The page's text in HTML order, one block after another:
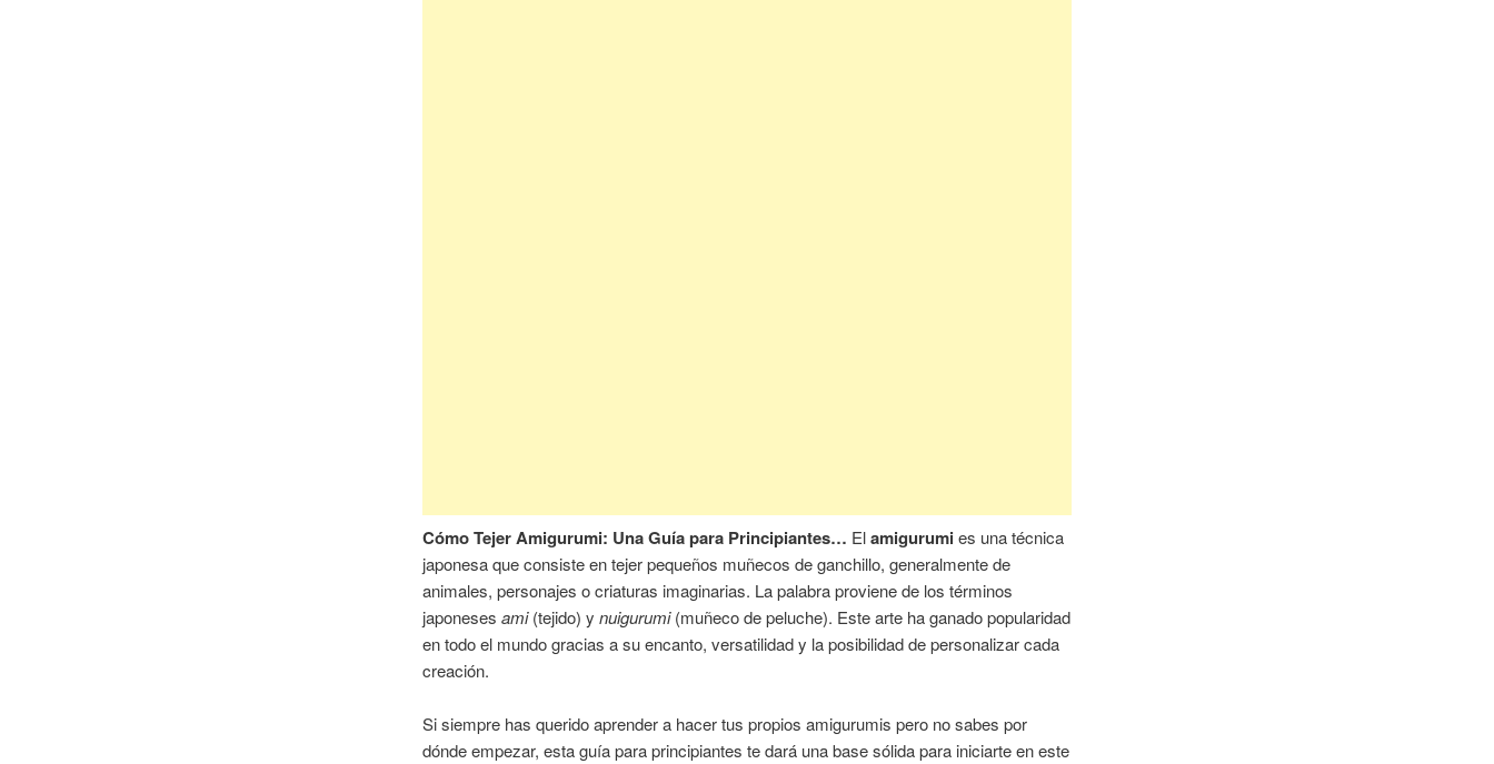
Cómo Tejer Amigurumi: Una Guía para Principiantes… Elamigurumies una técnica
japonesa que consiste en tejer pequeños muñecos de ganchillo, generalmente de
animales, personajes o criaturas imaginarias. La palabra proviene de los términos
japoneses ami(tejido) y nuigurumi(muñeco de peluche). Este arte ha ganado popularidad
en todo el mundo gracias a su encanto, versatilidad y la posibilidad de personalizar cada
creación.
Si siempre has querido aprender a hacer tus propios amigurumis pero no sabes por
dónde empezar, esta guía para principiantes te dará una base sólida para iniciarte en este